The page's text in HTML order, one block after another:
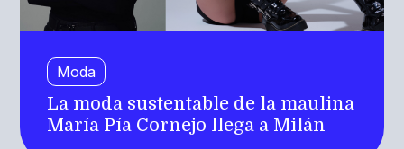
Moda
La moda sustentable de la maulina
María Pía Cornejo llega a Milán